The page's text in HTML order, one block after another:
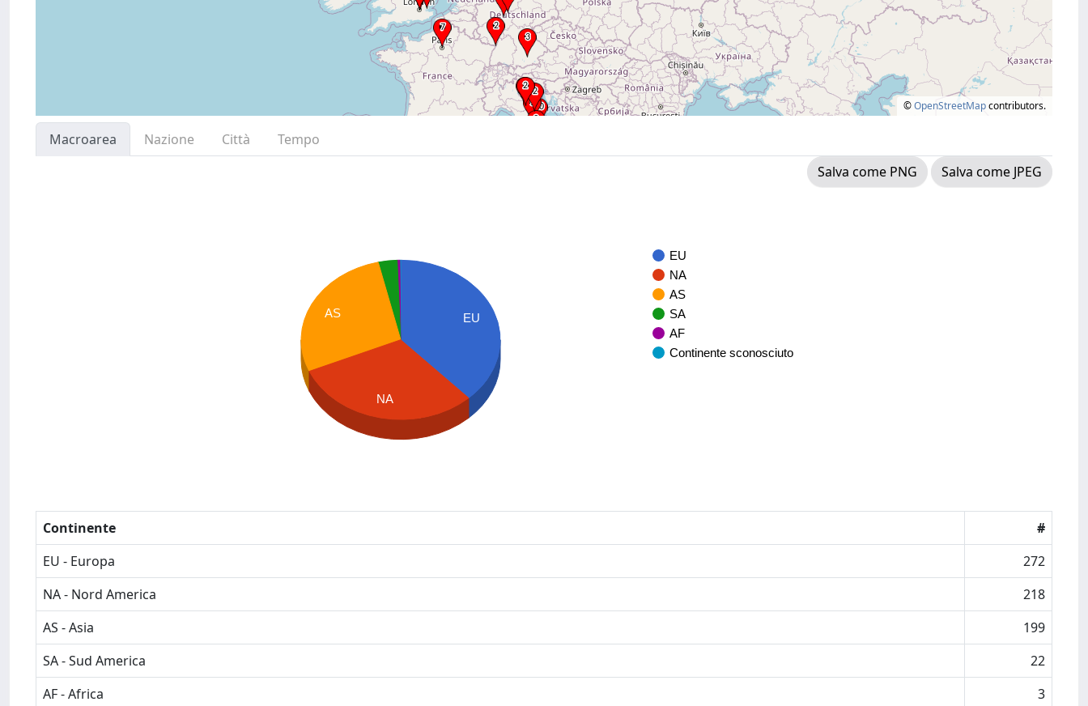
©OpenStreetMapcontributors.
Macroarea Nazione Città
Tempo
Salva come PNG
Salva come JPEG
EU
NA
AS
SA
AF
Continente sconosciuto
EU
AS
NA
Continente
#
EU - Europa
272
NA - Nord America
218
AS - Asia
199
SA - Sud America
22
AF - Africa
3